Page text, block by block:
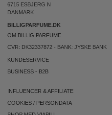
6715 ESBJERG N
DANMARK
BILLIGPARFUME.DK
OM BILLIG PARFUME
CVR: DK32337872 - BANK: JYSKE BANK
KUNDESERVICE
BUSINESS - B2B
INFLUENCER & AFFILIATE
COOKIES / PERSONDATA